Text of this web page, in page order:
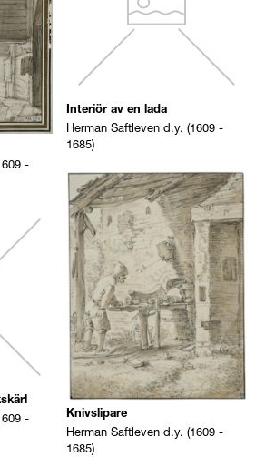
Interiör av en lada
Herman Saftleven d.y. (1609 -
1685)
-
Knivslipare
Herman Saftleven d.y. (1609 -
1685)
-